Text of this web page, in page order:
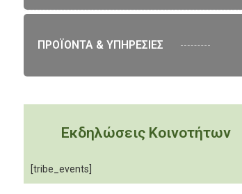
ΠΡΟΪΟΝΤΑ & ΥΠΗΡΕΣΙΕΣ
Εκδηλώσεις Κοινοτήτων
[tribe_events]